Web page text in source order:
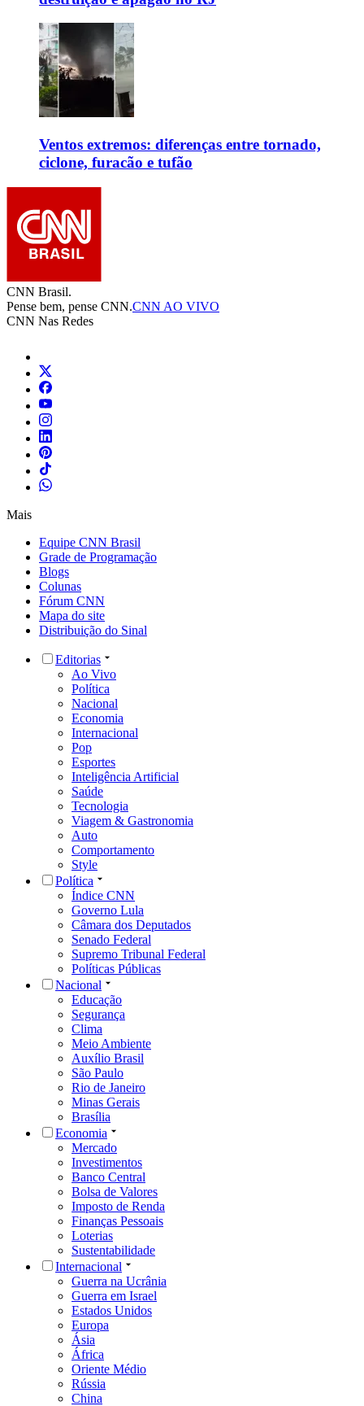
Ventos extremos: diferenças entre tornado,
ciclone, furacão e tufão
CNN Brasil.
Pense bem, pense CNN.CNN AO VIVO
CNN Nas Redes
Mais
Equipe CNN Brasil
Grade de Programação
Blogs
Colunas
Fórum CNN
Mapa do site
Distribuição do Sinal
Editorias
Ao Vivo
Política
Nacional
Economia
Internacional
Pop
Esportes
Inteligência Artificial
Saúde
Tecnologia
Viagem & Gastronomia
Auto
Comportamento
Style
Política
Índice CNN
Governo Lula
Câmara dos Deputados
Senado Federal
Supremo Tribunal Federal
Políticas Públicas
Nacional
Educação
Segurança
Clima
Meio Ambiente
Auxílio Brasil
São Paulo
Rio de Janeiro
Minas Gerais
Brasília
Economia
Mercado
Investimentos
Banco Central
Bolsa de Valores
Imposto de Renda
Finanças Pessoais
Loterias
Sustentabilidade
Internacional
Guerra na Ucrânia
Guerra em Israel
Estados Unidos
Europa
Ásia
África
Oriente Médio
Rússia
China